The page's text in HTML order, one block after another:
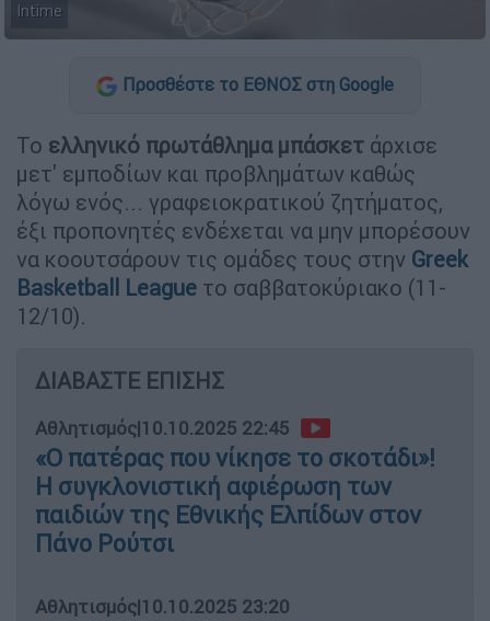
Intime
Προσθέστε το ΕΘΝΟΣ στη Google
Το ελληνικό πρωτάθλημα μπάσκετ άρχισε
μετ' εμποδίων και προβλημάτων καθώς
λόγω ενός... γραφειοκρατικού ζητήματος,
έξι προπονητές ενδέχεται να μην μπορέσουν
να κοουτσάρουν τις ομάδες τους στην Greek
Basketball League το σαββατοκύριακο (11-
12/10).
ΔΙΑΒΑΣΤΕ ΕΠΙΣΗΣ
Αθλητισμός|10.10.2025 22:45
«Ο πατέρας που νίκησε το σκοτάδι»!
Η συγκλονιστική αφιέρωση των
παιδιών της Εθνικής Ελπίδων στον
Πάνο Ρούτσι
Αθλητισμός|10.10.2025 23:20